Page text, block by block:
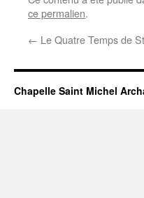
ce permalien.
← Le Quatre Temps de
Chapelle Saint Michel